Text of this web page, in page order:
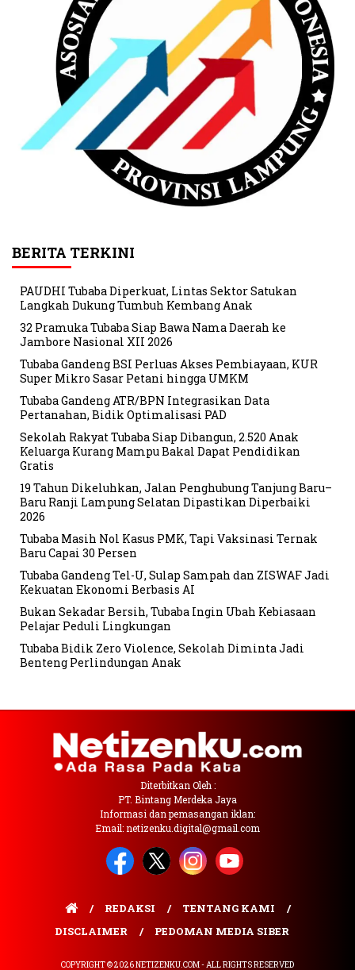
BERITA TERKINI
PAUDHI Tubaba Diperkuat, Lintas Sektor Satukan
Langkah Dukung Tumbuh Kembang Anak
32 Pramuka Tubaba Siap Bawa Nama Daerah ke
Jambore Nasional XII 2026
Tubaba Gandeng BSI Perluas Akses Pembiayaan, KUR
Super Mikro Sasar Petani hingga UMKM
Tubaba Gandeng ATR/BPN Integrasikan Data
Pertanahan, Bidik Optimalisasi PAD
Sekolah Rakyat Tubaba Siap Dibangun, 2.520 Anak
Keluarga Kurang Mampu Bakal Dapat Pendidikan
Gratis
19 Tahun Dikeluhkan, Jalan Penghubung Tanjung Baru–
Baru Ranji Lampung Selatan Dipastikan Diperbaiki
2026
Tubaba Masih Nol Kasus PMK, Tapi Vaksinasi Ternak
Baru Capai 30 Persen
Tubaba Gandeng Tel-U, Sulap Sampah dan ZISWAF Jadi
Kekuatan Ekonomi Berbasis AI
Bukan Sekadar Bersih, Tubaba Ingin Ubah Kebiasaan
Pelajar Peduli Lingkungan
Tubaba Bidik Zero Violence, Sekolah Diminta Jadi
Benteng Perlindungan Anak
Diterbitkan Oleh :
PT. Bintang Merdeka Jaya
Informasi dan pemasangan iklan:
Email: netizenku.digital@gmail.com
REDAKSI
TENTANG KAMI
DISCLAIMER
PEDOMAN MEDIA SIBER
COPYRIGHT © 2026 NETIZENKU.COM - ALL RIGHTS RESERVED